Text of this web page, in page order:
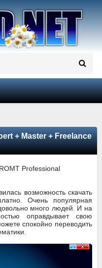
+ Master + Freelance
возможность скачать
Очень популярная
много людей. И на
оправдывает свою
спокойно переводить